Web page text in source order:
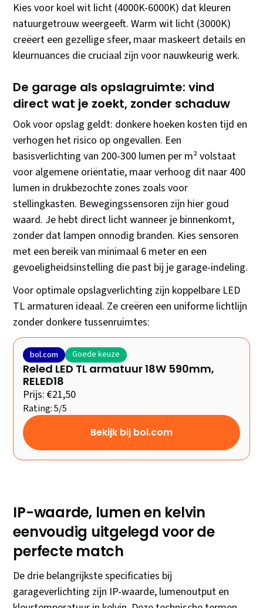
Kies voor koel wit licht (4000K-6000K) dat kleuren
natuurgetrouw weergeeft. Warm wit licht (3000K)
creëert een gezellige sfeer, maar maskeert details en
kleurnuances die cruciaal zijn voor nauwkeurig werk.
De garage als opslagruimte: vind
direct wat je zoekt, zonder schaduw
Ook voor opslag geldt: donkere hoeken kosten tijd en
verhogen het risico op ongevallen. Een
basisverlichting van 200-300 lumen per m² volstaat
voor algemene oriëntatie, maar verhoog dit naar 400
lumen in drukbezochte zones zoals voor
stellingkasten. Bewegingssensoren zijn hier goud
waard. Je hebt direct licht wanneer je binnenkomt,
zonder dat lampen onnodig branden. Kies sensoren
met een bereik van minimaal 6 meter en een
gevoeligheidsinstelling die past bij je garage-indeling.
Voor optimale opslagverlichting zijn koppelbare LED
TL armaturen ideaal. Ze creëren een uniforme lichtlijn
zonder donkere tussenruimtes:
bol.com Goede keuze
Reled LED TL armatuur 18W 590mm,
RELED18
Prijs: €21,50
Rating: 5/5
Bekijk bij bol.com
IP-waarde, lumen en kelvin
eenvoudig uitgelegd voor de
perfecte match
De drie belangrijkste specificaties bij
garageverlichting zijn IP-waarde, lumenoutput en